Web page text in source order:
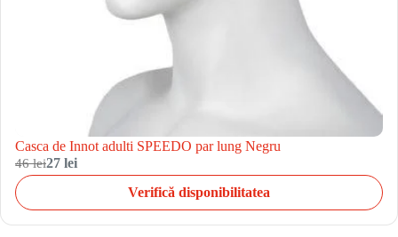
Casca de Innot adulti SPEEDO par lung Negru
46 lei27 lei
Verifică disponibilitatea